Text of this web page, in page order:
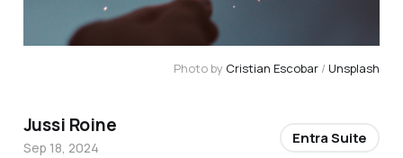
Photo by Cristian Escobar / Unsplash
Jussi Roine
Sep 18, 2024
Entra Suite